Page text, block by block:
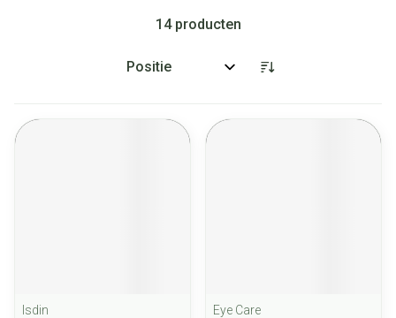
14producten
Sorteer op:
Isdin
Eye Care